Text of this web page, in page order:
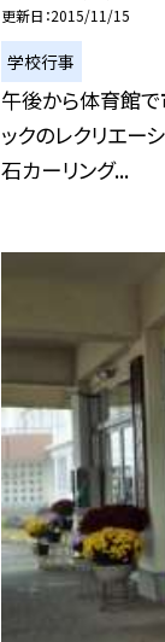
更新日 2015/11/15
学校行事
午後から体育館で
ックのレクリエー
石カーリング...